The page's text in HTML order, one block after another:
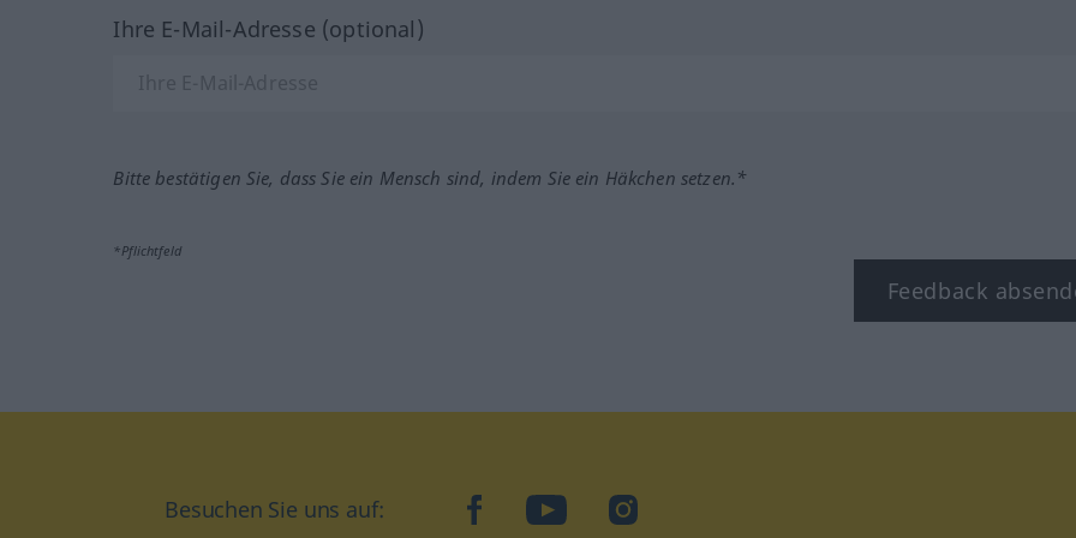
Ihre E-Mail-Adresse (optional)
Bitte bestätigen Sie, dass Sie ein Mensch sind, indem Sie ein Häkchen setzen.*
*Pflichtfeld
Feedback
Besuchen Sie uns auf: facebookYouTubeInstagram